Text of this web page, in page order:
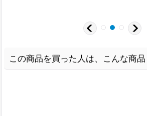
この商品を買った人は、こんな商